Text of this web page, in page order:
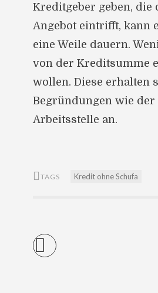
Kreditgeber geben, die
Angebot eintrifft, kann
eine Weile dauern.
von der Kreditsumme
wollen. Diese erhalten
Begründungen wie
Arbeitsstelle an.
TAGS Kredit ohne Schufa